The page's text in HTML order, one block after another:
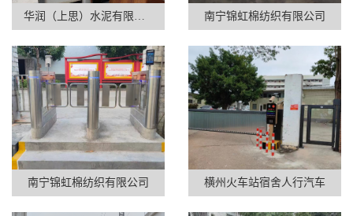
华润（上思）水泥有限公司司 南宁锦虹棉纺织有限公司
南宁锦虹棉纺织有限公司 横州火车站宿舍人行汽车